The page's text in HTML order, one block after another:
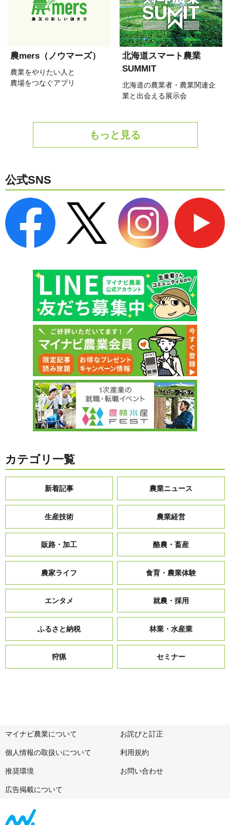
農mers（ノウマーズ）
農業をやりたい人と
農場をつなぐアプリ
北海道スマート農業
SUMMIT
北海道の農業者・農業関連企
業と出会える展示会
もっと見る
公式SNS
カテゴリ一覧
新着記事 農業ニュース
生産技術 農業経営
販路・加工 酪農・畜産
農家ライフ 食育・農業体験
エンタメ 就農・採用
ふるさと納税 林業・水産業
狩猟 セミナー
マイナビ農業について お詫びと訂正
個人情報の取扱いについて 利用規約
推奨環境 お問い合わせ
広告掲載について